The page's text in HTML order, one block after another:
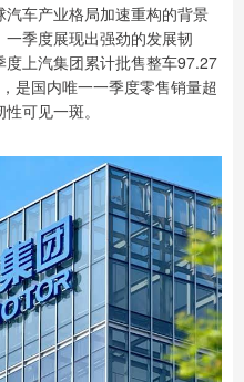
车产业格局加速重构的背景
季度展现出强劲的发展韧
上汽集团累计批售整车97.27
是国内唯一一季度零售销量超
可见一斑。